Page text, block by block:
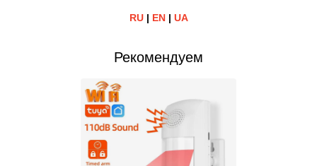
RU| EN| UA
Рекомендуем